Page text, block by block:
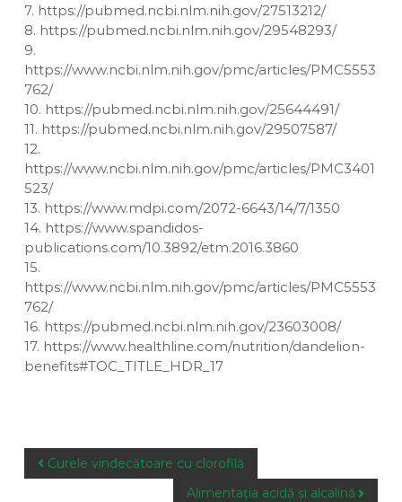
7. https://pubmed.ncbi.nlm.nih.gov/27513212/
8. https://pubmed.ncbi.nlm.nih.gov/29548293/
9.
https://www.ncbi.nlm.nih.gov/pmc/articles/PMC5553
762/
10. https://pubmed.ncbi.nlm.nih.gov/25644491/
11. https://pubmed.ncbi.nlm.nih.gov/29507587/
12.
https://www.ncbi.nlm.nih.gov/pmc/articles/PMC3401
523/
13. https://www.mdpi.com/2072-6643/14/7/1350
14. https://www.spandidos-
publications.com/10.3892/etm.2016.3860
15.
https://www.ncbi.nlm.nih.gov/pmc/articles/PMC5553
762/
16. https://pubmed.ncbi.nlm.nih.gov/23603008/
17. https://www.healthline.com/nutrition/dandelion-
benefits#TOC_TITLE_HDR_17
o
Curele vindecătoare cu clorofilă
Alimentația acidă și alcalină